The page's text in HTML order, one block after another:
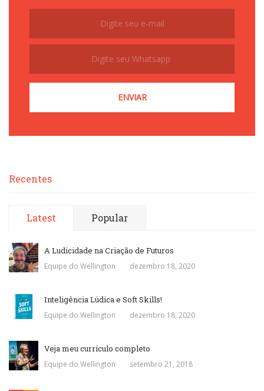
Recentes
Latest Popular
A Ludicidade na Criação de Futuros
Equipe do Wellington dezembro 18, 2020
Inteligência Lúdica e Soft Skills!
Equipe do Wellington dezembro 18, 2020
Veja meu currículo completo
Equipe do Wellington setembro 21, 2018